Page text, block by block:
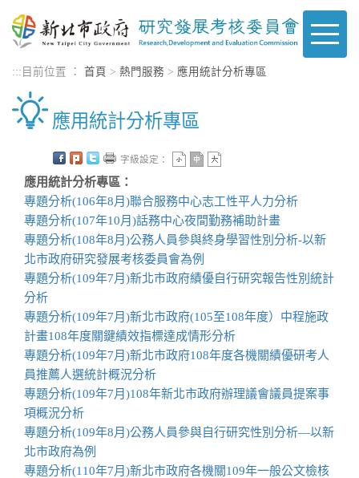
Toggle
::: 目前位置 ： 首頁 > 熱門服務 > 應用統計分析專區
應用統計分析專區
字級設定：
應用統計分析專區：
專題分析(106年8月)聯合服務中心志工性平人力分析
專題分析(107年10月)話務中心夜間勤務補助計畫
專題分析(108年8月)公務人員參與終身學習性別分析-以新
北市政府研究發展考核委員會為例
專題分析(109年7月)新北市政府績優自行研究報告性別統計
分析
專題分析(109年7月)新北市政府(105至108年度）中程施政
計畫108年度關鍵績效指標達成情形分析
專題分析(109年7月)新北市政府108年度各機關績優研考人
員推薦人選統計概況分析
專題分析(109年7月)108年新北市政府辦理議會議員提案事
項概況分析
專題分析(109年8月)公務人員參與自行研究性別分析—以新
北市政府為例
專題分析(110年7月)新北市政府各機關109年一般公文檢核